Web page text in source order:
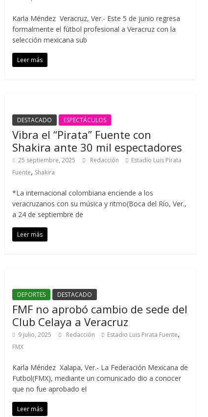
Karla Méndez Veracruz, Ver.- Este 5 de junio regresa
formalmente el fútbol profesional a Veracruz con la
selección mexicana sub
Leer más
DESTACADO ESPECTÁCULOS
Vibra el “Pirata” Fuente con
Shakira ante 30 mil espectadores
25 septiembre, 2025 Redacción
Estadio Luis Pirata
Fuente, Shakira
*La internacional colombiana enciende a los
veracruzanos con su música y ritmo(Boca del Río, Ver.,
a 24 de septiembre de
Leer más
DEPORTES DESTACADO
FMF no aprobó cambio de sede del
Club Celaya a Veracruz
9 julio, 2025 Redacción Estadio Luis Pirata Fuente,
FMX
Karla Méndez Xalapa, Ver.- La Federación Mexicana de
Futbol(FMX), mediante un comunicado dio a conocer
que no fue aprobado el
Leer más